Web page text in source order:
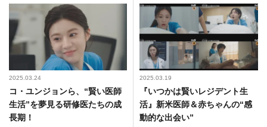
2025.03.24
コ・ユンジョンら、“賢い医師
生活”を夢見る研修医たちの成
長期！
2025.03.19
『いつかは賢いレジデント生
活』新米医師＆赤ちゃんの“感
動的な出会い”